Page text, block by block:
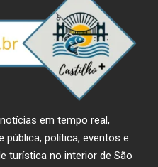
em tempo real,
pública, política, eventos e
turística no interior de São